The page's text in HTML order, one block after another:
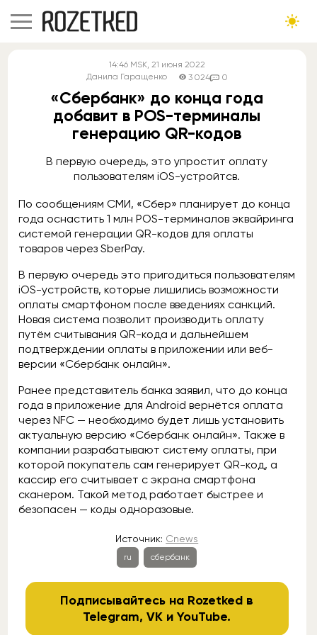
14:46 MSK, 21 июня 2022
Данила Гаращенко
3 024 0
«Сбербанк» до конца года
добавит в POS-терминалы
генерацию QR-кодов
В первую очередь, это упростит оплату
пользователям iOS-устройтсв.
По сообщениям СМИ, «Сбер» планирует до конца
года оснастить 1 млн POS-терминалов эквайринга
системой генерации QR-кодов для оплаты
товаров через SberPay.
В первую очередь это пригодиться пользователям
iOS-устройств, которые лишились возможности
оплаты смартфоном после введениях санкций.
Новая система позволит производить оплату
путём считывания QR-кода и дальнейшем
подтверждении оплаты в приложении или веб-
версии «Сбербанк онлайн».
Ранее представитель банка заявил, что до конца
года в приложение для Android вернётся оплата
через NFC — необходимо будет лишь установить
актуальную версию «Сбербанк онлайн». Также в
компании разрабатывают систему оплаты, при
которой покупатель сам генерирует QR-код, а
кассир его считывает с экрана смартфона
сканером. Такой метод работает быстрее и
безопасен — коды одноразовые.
Источник: Cnews
ru сбербанк
Подписывайтесь на Rozetked в
Telegram,VK иYouTube.